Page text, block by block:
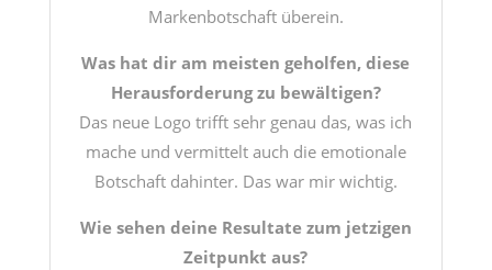
Markenbotschaft überein.
Was hat dir am meisten geholfen, diese
Herausforderung zu bewältigen?
Das neue Logo trifft sehr genau das, was ich
mache und vermittelt auch die emotionale
Botschaft dahinter. Das war mir wichtig.
Wie sehen deine Resultate zum jetzigen
Zeitpunkt aus?